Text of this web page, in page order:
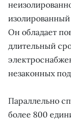
Он обладает
длительный
незаконных
Параллельно
более 800